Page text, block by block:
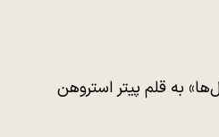
به قلم پیتر استروهن